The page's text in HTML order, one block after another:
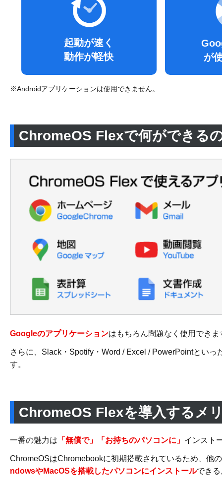
起動が速く
動作が軽快
が
※Androidアプリケーションは使用できません。
ChromeOS Flexで何ができる
Googleのアプリケーションはもちろん問題なく使用できま
さらに、Slack・Spotify・Word / Excel / PowerPointとい
す。
ChromeOS Flexを導入するメ
一番の魅力は 「無償で」「お持ちのパソコンに」 インスト
ChromeOSはChromebookに初期搭載されているため、他
ndowsやMacOSを搭載したパソコンにインストールでき